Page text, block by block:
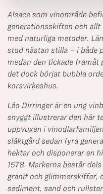
Alsace som vinområde
generationsskiften och
med naturliga metoder.
stod nästan stilla – i både
medan den tickade framåt
det dock börjat bubbla
korsvirkeshus.
Léo Dirringer är en ung
snyggt illustrerar den här
uppvuxen i
släktgård sedan fyra
hektar och disponerar en
1578. Markerna består
granit och glimmerskiffer,
sediment, sand och